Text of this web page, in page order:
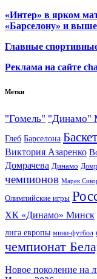
«Интер» в ярком
«Барселону» и
Главные
Реклама на сайте
Метки
"Гомель" "Динамо"
Глеб Барселона
Виктория Азаренко
Домрачева Динамо
чемпионов Марек
Олимпийские игры
ХК «Динамо» Минск
лига европы мини-футбол
чемпионат
Новое поколение на